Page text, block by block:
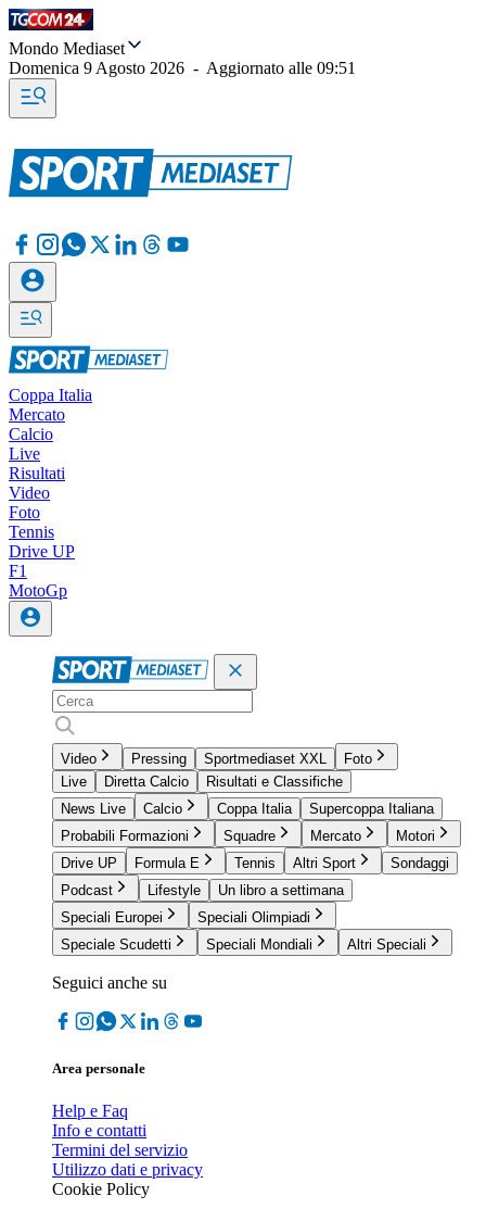
Mondo Mediaset
Domenica 9 Agosto 2026 - Aggiornato alle 09:51
Coppa Italia
Mercato
Calcio
Live
Risultati
Video
Foto
Tennis
Drive UP
F1
MotoGp
Video Pressing Sportmediaset XXL
Foto
Live
Diretta Calcio
Risultati e Classifiche
News Live
Calcio Coppa Italia
Supercoppa Italiana
Probabili Formazioni
Squadre Mercato
Motori
Drive UP
Formula E Tennis Altri Sport
Sondaggi
Podcast
Lifestyle
Un libro a settimana
Speciali Europei
Speciali Olimpiadi
Speciale Scudetti
Speciali Mondiali Altri Speciali
Seguici anche su
Area personale
Help e Faq
Info e contatti
Termini del servizio
Utilizzo dati e privacy
Cookie Policy